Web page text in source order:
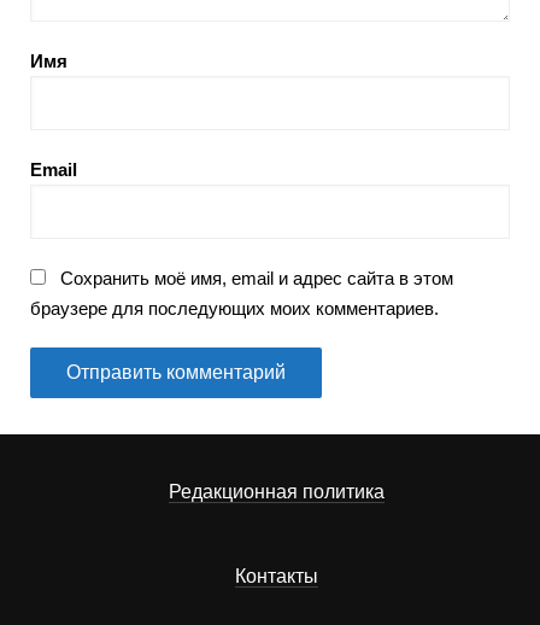
Имя
Email
Сохранить моё имя, email и адрес сайта в этом
браузере для последующих моих комментариев.
Редакционная политика
Контакты